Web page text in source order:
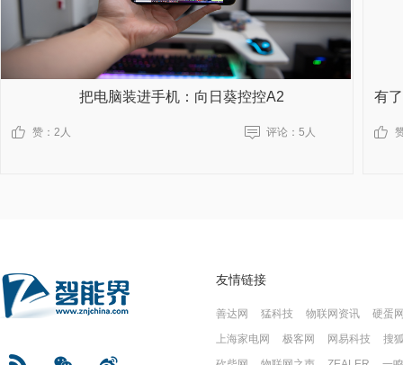
把电脑装进手机：向日葵控控A2
赞： 2人 评论： 5人
友情链接
善达网 猛科技 物联网资讯
硬蛋
上海家电网
极客网 网易科技
搜